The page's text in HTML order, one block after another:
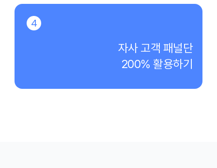
4
자사 고객 패널단
200% 활용하기